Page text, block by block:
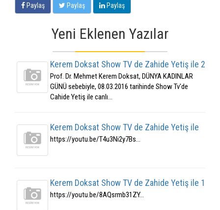
Paylaş Paylaş Paylaş
Yeni Eklenen Yazılar
Kerem Doksat Show TV de Zahide Yetiş ile 2
Prof. Dr. Mehmet Kerem Doksat, DÜNYA KADINLAR
GÜNÜ sebebiyle, 08.03.2016 tarihinde Show Tv'de
Cahide Yetiş ile canlı...
Kerem Doksat Show TV de Zahide Yetiş ile
https://youtu.be/T4u3Ni2y7Bs...
Kerem Doksat Show TV de Zahide Yetiş ile 1
https://youtu.be/8AQsrmb31ZY...